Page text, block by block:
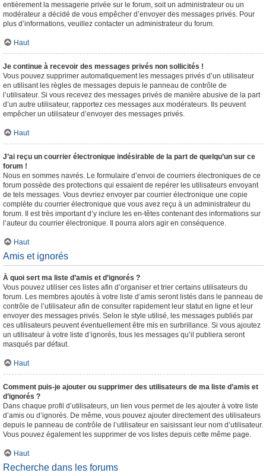
entièrement la messagerie privée sur le forum, soit un administrateur ou un
modérateur a décidé de vous empêcher d’envoyer des messages privés. Pour
plus d’informations, veuillez contacter un administrateur du forum.
Haut
Je continue à recevoir des messages privés non sollicités !
Vous pouvez supprimer automatiquement les messages privés d’un utilisateur
en utilisant les règles de messages depuis le panneau de contrôle de
l’utilisateur. Si vous recevez des messages privés de manière abusive de la part
d’un autre utilisateur, rapportez ces messages aux modérateurs. Ils peuvent
empêcher un utilisateur d’envoyer des messages privés.
Haut
J’ai reçu un courrier électronique indésirable de la part de quelqu’un sur ce
forum !
Nous en sommes navrés. Le formulaire d’envoi de courriers électroniques de ce
forum possède des protections qui essaient de repérer les utilisateurs envoyant
de tels messages. Vous devriez envoyer par courrier électronique une copie
complète du courrier électronique que vous avez reçu à un administrateur du
forum. Il est très important d’y inclure les en-têtes contenant des informations sur
l’auteur du courrier électronique. Il pourra alors agir en conséquence.
Haut
Amis et ignorés
À quoi sert ma liste d’amis et d’ignorés ?
Vous pouvez utiliser ces listes afin d’organiser et trier certains utilisateurs du
forum. Les membres ajoutés à votre liste d’amis seront listés dans le panneau de
contrôle de l’utilisateur afin de consulter rapidement leur statut en ligne et leur
envoyer des messages privés. Selon le style utilisé, les messages publiés par
ces utilisateurs peuvent éventuellement être mis en surbrillance. Si vous ajoutez
un utilisateur à votre liste d’ignorés, tous les messages qu’il publiera seront
masqués par défaut.
Haut
Comment puis-je ajouter ou supprimer des utilisateurs de ma liste d’amis et
d’ignorés ?
Dans chaque profil d’utilisateurs, un lien vous permet de les ajouter à votre liste
d’amis ou d’ignorés. De même, vous pouvez ajouter directement des utilisateurs
depuis le panneau de contrôle de l’utilisateur en saisissant leur nom d’utilisateur.
Vous pouvez également les supprimer de vos listes depuis cette même page.
Haut
Recherche dans les forums